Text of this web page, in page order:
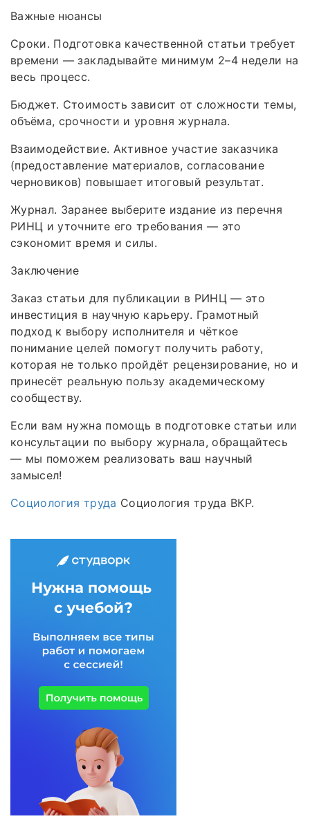
Важные нюансы
Сроки. Подготовка качественной статьи требует
времени — закладывайте минимум 2–4 недели на
весь процесс.
Бюджет. Стоимость зависит от сложности темы,
объёма, срочности и уровня журнала.
Взаимодействие. Активное участие заказчика
(предоставление материалов, согласование
черновиков) повышает итоговый результат.
Журнал. Заранее выберите издание из перечня
РИНЦ и уточните его требования — это
сэкономит время и силы.
Заключение
Заказ статьи для публикации в РИНЦ — это
инвестиция в научную карьеру. Грамотный
подход к выбору исполнителя и чёткое
понимание целей помогут получить работу,
которая не только пройдёт рецензирование, но и
принесёт реальную пользу академическому
сообществу.
Если вам нужна помощь в подготовке статьи или
консультации по выбору журнала, обращайтесь
— мы поможем реализовать ваш научный
замысел!
Социология труда Социология труда ВКР.